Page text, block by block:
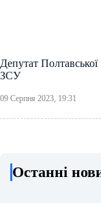
Депутат Полтавської
ЗСУ
09 Серпня 2023, 19:31
Останні